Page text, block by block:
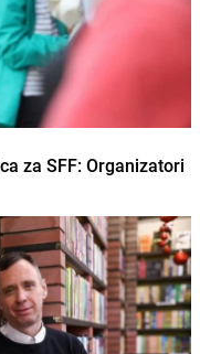
za SFF: Organizatori